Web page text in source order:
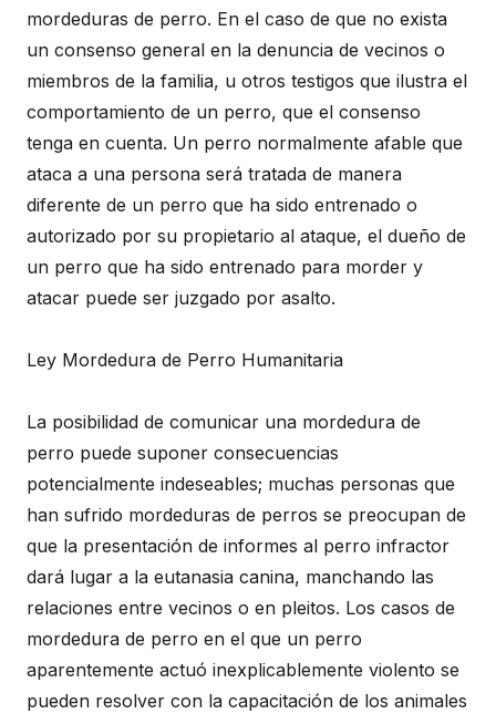
mordeduras de perro. En el caso de que no exista
un consenso general en la denuncia de vecinos o
miembros de la familia, u otros testigos que ilustra el
comportamiento de un perro, que el consenso
tenga en cuenta. Un perro normalmente afable que
ataca a una persona será tratada de manera
diferente de un perro que ha sido entrenado o
autorizado por su propietario al ataque, el dueño de
un perro que ha sido entrenado para morder y
atacar puede ser juzgado por asalto.
Ley Mordedura de Perro Humanitaria
La posibilidad de comunicar una mordedura de
perro puede suponer consecuencias
potencialmente indeseables; muchas personas que
han sufrido mordeduras de perros se preocupan de
que la presentación de informes al perro infractor
dará lugar a la eutanasia canina, manchando las
relaciones entre vecinos o en pleitos. Los casos de
mordedura de perro en el que un perro
aparentemente actuó inexplicablemente violento se
pueden resolver con la capacitación de los animales